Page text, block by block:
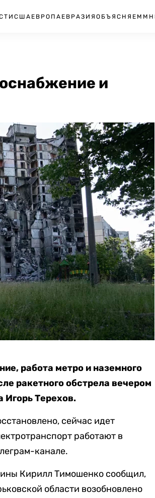
США ЕВРОПА ЕВРАЗИЯ ОБЪЯСНЯЕМ
и
работа метро и наземного
ракетного обстрела вечером
Игорь Терехов.
сейчас идет
работают в
канале.
Кирилл Тимошенко сообщил,
области возобновлено